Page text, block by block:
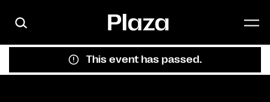
This event has passed.